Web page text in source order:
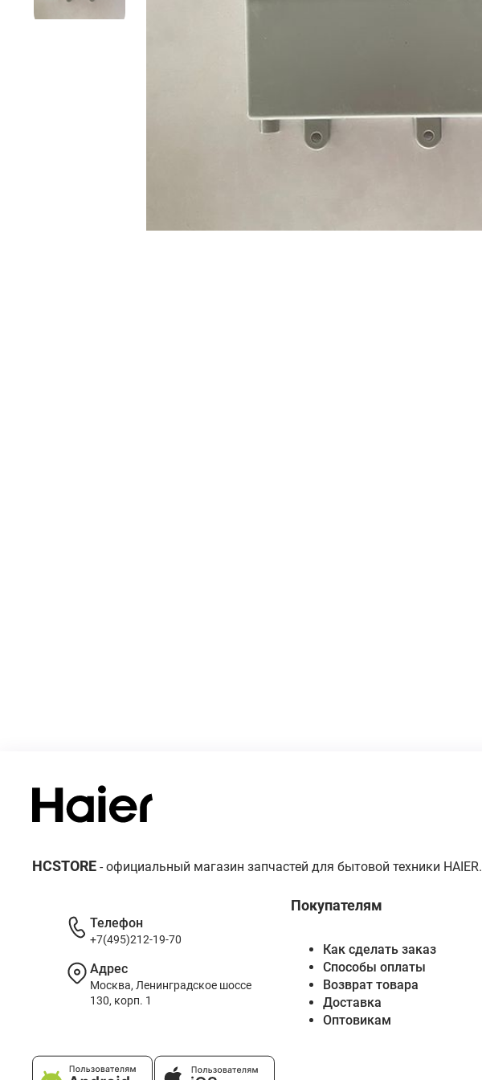
HCSTORE - официальный магазин запчастей для бытовой техники HAIER.
Покупателям
Как сделать заказ
Способы оплаты
Возврат товара
Доставка
Оптовикам
Телефон
+7(495)212-19-70
Адрес
Москва, Ленинградское шоссе
130, корп. 1